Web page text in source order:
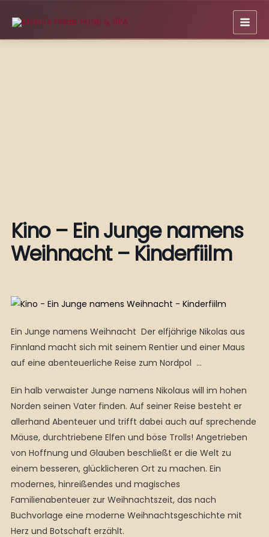
Inhalt
springen
Kino – Ein Junge namens
Weihnacht – Kinderfiilm
Ein Junge namens Weihnacht Der elfjährige Nikolas aus
Finnland macht sich mit seinem Rentier und einer Maus
auf eine abenteuerliche Reise zum Nordpol …
Ein halb verwaister Junge namens Nikolaus will im hohen
Norden seinen Vater finden. Auf seiner Reise besteht er
allerhand Abenteuer und trifft dabei auch auf sprechende
Mäuse, durchtriebene Elfen und böse Trolls! Angetrieben
von Hoffnung und Glauben beschließt er die Welt zu
einem besseren, glücklicheren Ort zu machen. Ein
modernes, hinreißendes und magisches
Familienabenteuer zur Weihnachtszeit, das nach
Buchvorlage eine moderne Weihnachtsgeschichte mit
Herz und Botschaft erzählt.